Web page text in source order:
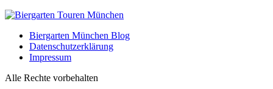
Biergarten München Blog
Datenschutzerklärung
Impressum
Alle Rechte vorbehalten